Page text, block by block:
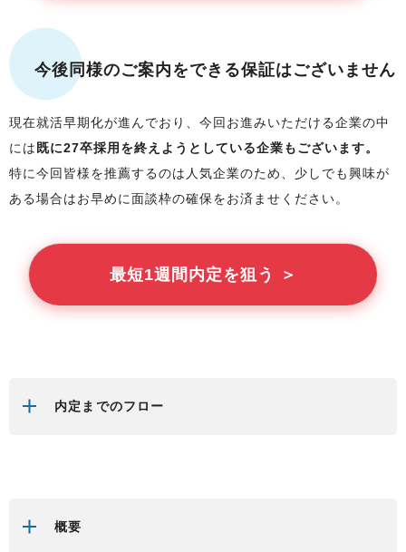
今後同様のご案内をできる保証はございません
現在就活早期化が進んでおり、今回お進みいただける企業の中
には 既に27卒採用を終えようとしている企業もございます。
特に今回 皆様を推薦するのは人気企業のため、少しでも興味が
ある場合はお早めに面談枠の確保をお済ませください。
最短1週間内定を狙う ＞
内定までのフロー
概要